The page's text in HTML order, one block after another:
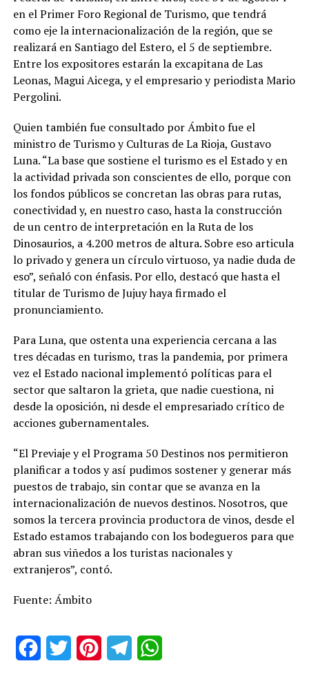
en el Primer Foro Regional de Turismo, que tendrá
como eje la internacionalización de la región, que se
realizará en Santiago del Estero, el 5 de septiembre.
Entre los expositores estarán la excapitana de Las
Leonas, Magui Aicega, y el empresario y periodista Mario
Pergolini.
Quien también fue consultado por Ámbito fue el
ministro de Turismo y Culturas de La Rioja, Gustavo
Luna. “La base que sostiene el turismo es el Estado y en
la actividad privada son conscientes de ello, porque con
los fondos públicos se concretan las obras para rutas,
conectividad y, en nuestro caso, hasta la construcción
de un centro de interpretación en la Ruta de los
Dinosaurios, a 4.200 metros de altura. Sobre eso articula
lo privado y genera un círculo virtuoso, ya nadie duda de
eso”, señaló con énfasis. Por ello, destacó que hasta el
titular de Turismo de Jujuy haya firmado el
pronunciamiento.
Para Luna, que ostenta una experiencia cercana a las
tres décadas en turismo, tras la pandemia, por primera
vez el Estado nacional implementó políticas para el
sector que saltaron la grieta, que nadie cuestiona, ni
desde la oposición, ni desde el empresariado crítico de
acciones gubernamentales.
“El Previaje y el Programa 50 Destinos nos permitieron
planificar a todos y así pudimos sostener y generar más
puestos de trabajo, sin contar que se avanza en la
internacionalización de nuevos destinos. Nosotros, que
somos la tercera provincia productora de vinos, desde el
Estado estamos trabajando con los bodegueros para que
abran sus viñedos a los turistas nacionales y
extranjeros”, contó.
Fuente: Ámbito
FacebookTwitter PinterestTelegram